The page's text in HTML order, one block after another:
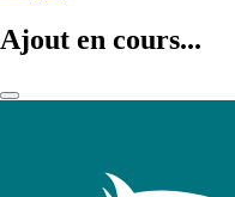
Ajout en cours...